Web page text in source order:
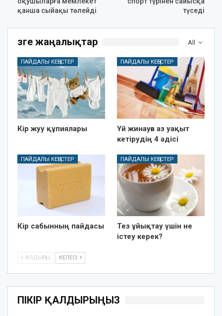
қанша сыйақы төлейді
түседі
All
Өзге жаңалықтар
ПАЙДАЛЫ КЕҢЕСТЕР
Кір жуу құпиялары
ПАЙДАЛЫ КЕҢЕСТЕР
Үй жинауға аз уақыт
кетірудің 4 әдісі
ПАЙДАЛЫ КЕҢЕСТЕР
Кір сабынның пайдасы
ПАЙДАЛЫ КЕҢЕСТЕР
Тез ұйықтау үшін не
істеу керек?
АЛДЫҢҒЫ КЕЛЕСІ
ПІКІР ҚАЛДЫРЫҢЫЗ